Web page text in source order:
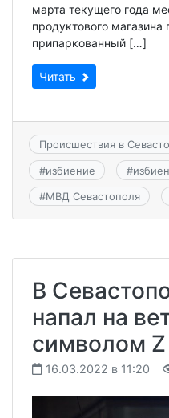
марта текущего года
продуктового
припаркованный […]
Читать
Происшествия в
#избиение #
#МВД Севастополя
В
напал на
символом
16.03.2022 в 11:20